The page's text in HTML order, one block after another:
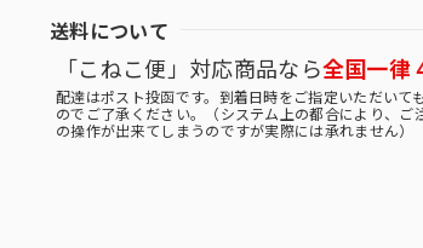
送料について
「こねこ便」対応商品なら全国一律
配達はポスト投函です。到着日時をご指定いただいて
のでご了承ください。（システム上の都合により、ご
の操作が出来てしまうのですが実際には承れません）